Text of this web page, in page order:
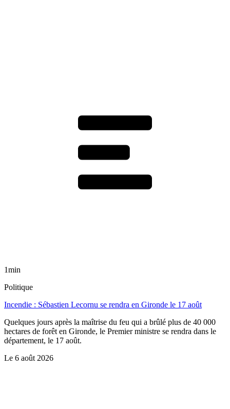
1min
Politique
Incendie : Sébastien Lecornu se rendra en Gironde le 17 août
Quelques jours après la maîtrise du feu qui a brûlé plus de 40 000
hectares de forêt en Gironde, le Premier ministre se rendra dans le
département, le 17 août.
Le 6 août 2026